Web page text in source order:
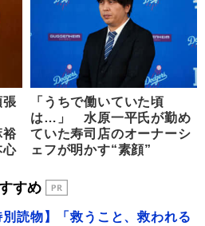
張
裕
心
「うちで働いていた頃
は…」 水原一平氏が勤め
ていた寿司店のオーナーシ
ェフが明かす“素顔”
すめ
別読物】「救うこと、救われる